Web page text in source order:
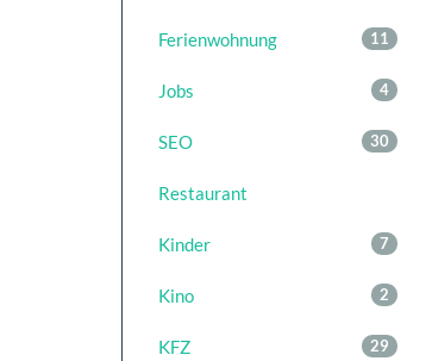
11
Ferienwohnung
4
Jobs
30
SEO
Restaurant
7
Kinder
2
Kino
29
KFZ